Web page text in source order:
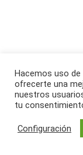
Hacemos uso
ofrecerte una
nuestros
tu
Configuración